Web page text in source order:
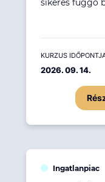
sikeres függő
KURZUS
2026. 09. 14.
Ingatlanpiac